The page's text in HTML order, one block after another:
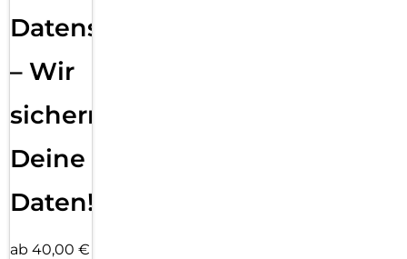
Datensicherung
– Wir
sichern
Deine
Daten!
ab 40,00 €